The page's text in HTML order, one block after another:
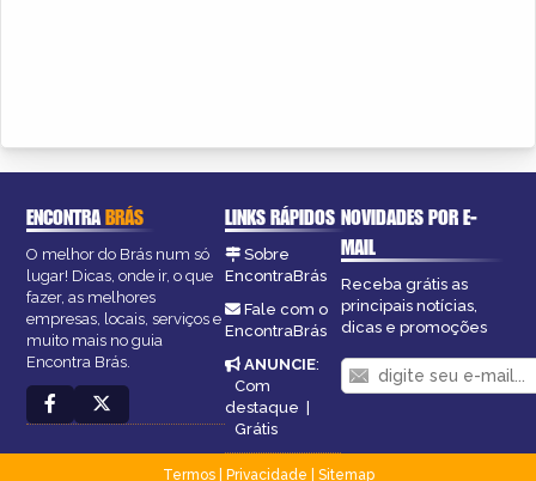
ENCONTRABRÁS
O melhor do Brás num só
lugar! Dicas, onde ir, o que
fazer, as melhores
empresas, locais, serviços e
muito mais no guia
Encontra Brás.
LINKS RÁPIDOS
Sobre
EncontraBrás
Fale com o
EncontraBrás
ANUNCIE:
Com
destaque |
Grátis
NOVIDADES POR E-
MAIL
Receba grátis as
principais notícias,
dicas e promoções
Termos| Privacidade
Sitemap